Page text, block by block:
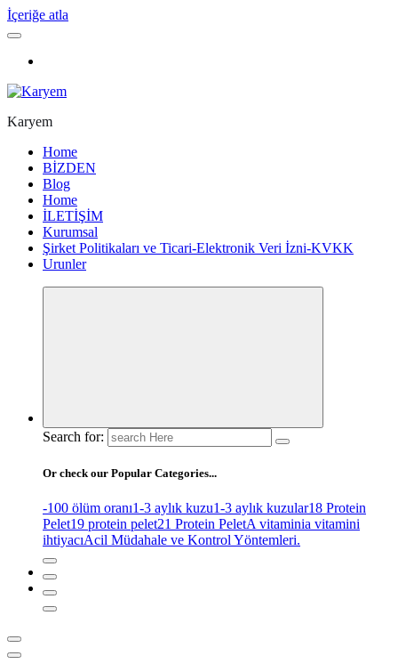
İçeriğe atla
Karyem
Home
BİZDEN
Blog
Home
İLETİŞİM
Kurumsal
Şirket Politikaları ve Ticari-Elektronik Veri İzni-KVKK
Urunler
Search for:
Or check our Popular Categories...
-100 ölüm oranı1-3 aylık kuzu1-3 aylık kuzular18 Protein
Pelet19 protein pelet21 Protein PeletA vitaminia vitamini
ihtiyacıAcil Müdahale ve Kontrol Yöntemleri.